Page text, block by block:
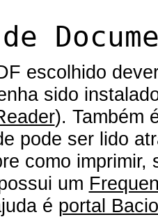
de
escolhido
sido
). Também
pode ser lido
como
um
é portal